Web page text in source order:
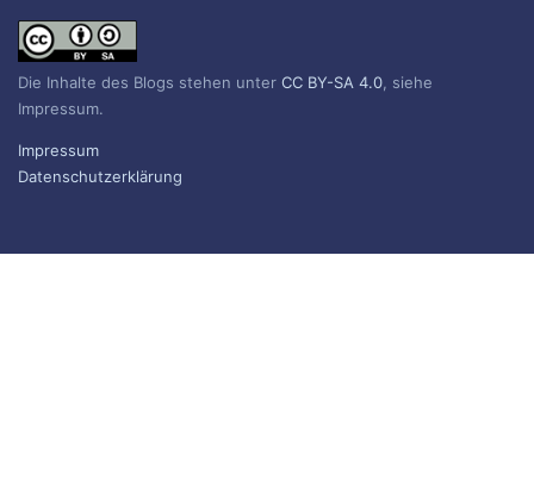
Die Inhalte des Blogs stehen unter CC BY-SA 4.0, siehe
Impressum.
Impressum
Datenschutzerklärung